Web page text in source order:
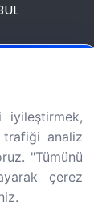
iyileştirmek,
analiz
"Tümünü
çerez